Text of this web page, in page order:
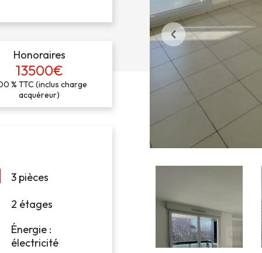
Honoraires
13500€
% TTC (inclus charge
acquéreur)
3 pièces
2 étages
Énergie :
électricité